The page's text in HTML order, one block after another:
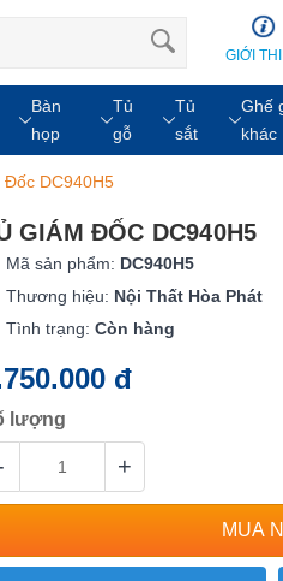
GIỚI
Bàn
họp
Tủ
gỗ
Tủ
sắt
Ghế
khác
Đốc DC940H5
GIÁM ĐỐC DC940H5
Mã sản phẩm: DC940H5
Thương hiệu: Nội Thất Hòa Phát
Tình trạng:Còn hàng
đ
lượng
+